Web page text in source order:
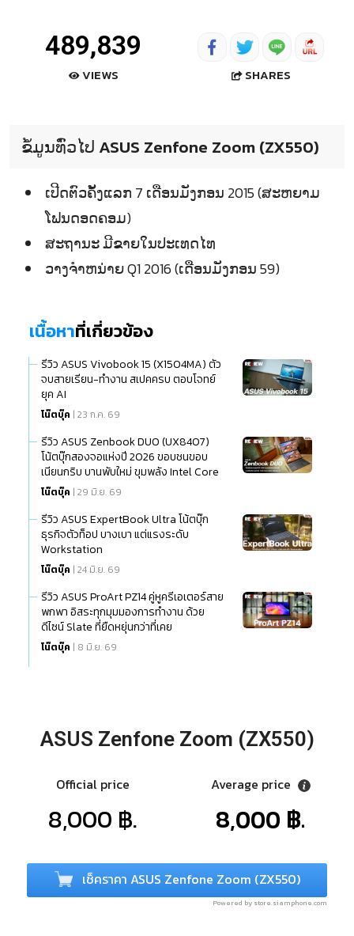
489,839
VIEWS SHARES
ຂໍ້ມູນທົ່ວໄປ ASUS Zenfone Zoom (ZX550)
ເປີດຕົວຄັ້ງແລກ 7 ເດືອນມັງກອນ 2015 (ສະຫຍາມ
ໂຟນດອດຄອມ)
ສະຖານະ ມີຂາຍໃນປະເທດໄທ
ວາງຈຳຫນ່າຍ Q1 2016 (ເດືອນມັງກອນ 59)
เนื้อหาที่เกี่ยวข้อง
รีวิว ASUS Vivobook 15 (X1504MA) ตัว
จบสายเรียน-ทำงาน สเปคครบ ตอบโจทย์
ยุค AI
โน๊ตบุ๊ค | 23 ก.ค. 69
รีวิว ASUS Zenbook DUO (UX8407)
โน้ตบุ๊กสองจอแห่งปี 2026 ขอบชนขอบ
เนียนกริบ บานพับใหม่ ขุมพลัง Intel Core
Ultra (Series 3)
โน๊ตบุ๊ค | 29 มิ.ย. 69
รีวิว ASUS ExpertBook Ultra โน้ตบุ๊ก
ธุรกิจตัวท็อป บางเบา แต่แรงระดับ
Workstation
โน๊ตบุ๊ค | 24 มิ.ย. 69
รีวิว ASUS ProArt PZ14 คู่หูครีเอเตอร์สาย
พกพา อิสระทุกมุมมองการทำงาน ด้วย
ดีไซน์ Slate ที่ยืดหยุ่นกว่าที่เคย
โน๊ตบุ๊ค | 8 มิ.ย. 69
ASUS Zenfone Zoom (ZX550)
Official price
8,000 ฿.
Average price
8,000 ฿.
เช็คราคา ASUS Zenfone Zoom (ZX550)
Powered by store.siamphone.com